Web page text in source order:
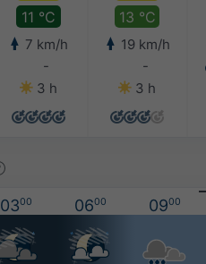
11 °C
7 km/h
-
3 h
13 °C
19 km/h
-
3 h
0300 0600 0900